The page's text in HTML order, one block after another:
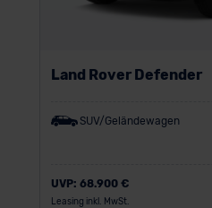
Land Rover Defender
SUV/Geländewagen
UVP: 68.900 €
Leasing inkl. MwSt.